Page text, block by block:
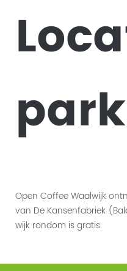
Open Coffee Waalwijk
van De Kansenfabriek
wijk rondom is gratis.